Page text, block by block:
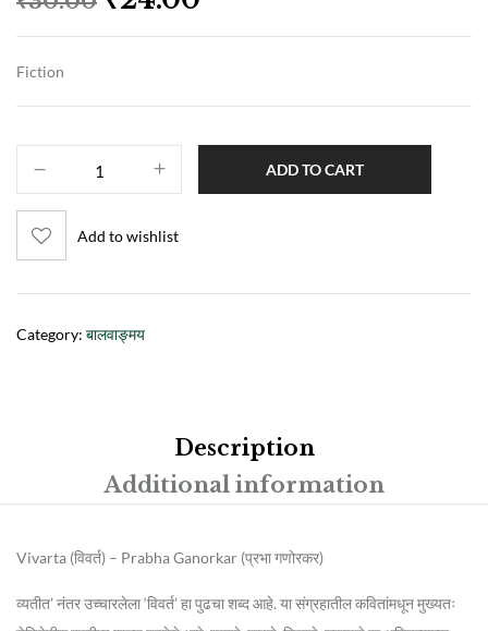
Fiction
ADD TO CART
Add to wishlist
Category: बालवाङ्मय
Description
Additional information
Vivarta (विवर्त) – Prabha Ganorkar (प्रभा गणोरकर)
व्यतीत’ नंतर उच्चारलेला ‘विवर्त’ हा पुढचा शब्द आहे. या संग्रहातील कवितांमधून मुख्यतः